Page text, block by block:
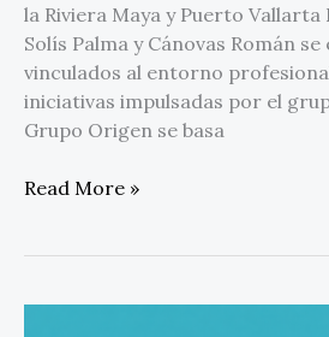
la Riviera Maya y Puerto
Solís Palma y Cánovas Román
vinculados al entorno
iniciativas impulsadas por el
Grupo Origen se basa
Read More »